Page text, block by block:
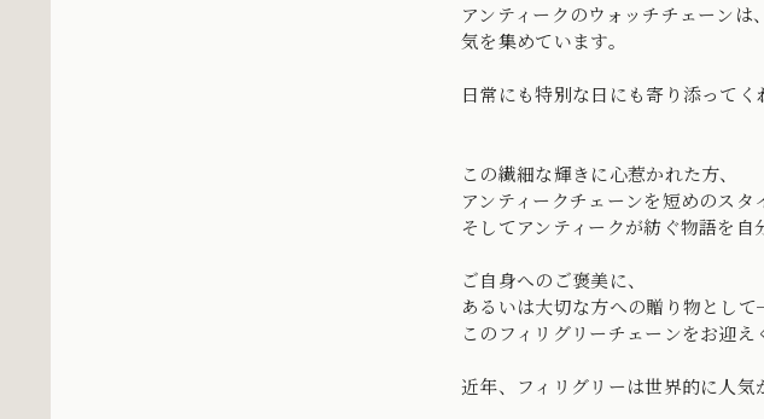
アンティークのウォッチチェーン
気を集めています。
日常にも特別な日にも寄り添ってく
この繊細な輝きに心惹かれた方、
アンティークチェーンを短めのスタ
そしてアンティークが紡ぐ物語を自
ご自身へのご褒美に、
あるいは大切な方への贈り物とし
このフィリグリーチェーンをお迎
近年、フィリグリーは世界的に人気